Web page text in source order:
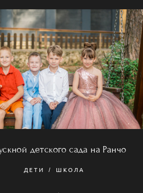
детского сада на Ранчо
ДЕТИ ШКОЛА